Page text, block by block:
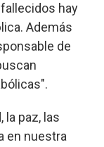
hay
Además
de
la paz, las
en nuestra